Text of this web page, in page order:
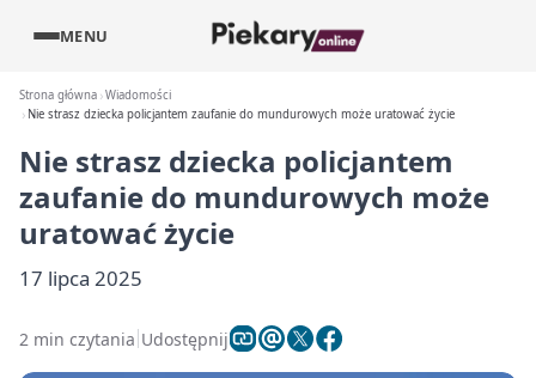
MENU
Strona główna Wiadomości
Nie strasz dziecka policjantem zaufanie do mundurowych może uratować życie
Nie strasz dziecka policjantem
zaufanie do mundurowych może
uratować życie
17 lipca 2025
2 min czytania Udostępnij